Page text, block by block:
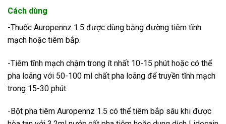
Cách dùng
-Thuốc Auropennz 1.5 được dùng bằng đường tiêm tĩnh
mạch hoặc tiêm bắp.
-Tiêm tĩnh mạch chậm trong ít nhất 10-15 phút hoặc có thể
pha loãng với 50-100 ml chất pha loãng để truyền tĩnh mạch
trong 15-30 phút.
-Bột pha tiêm Auropennz 1.5 có thể tiêm bắp sâu khi được